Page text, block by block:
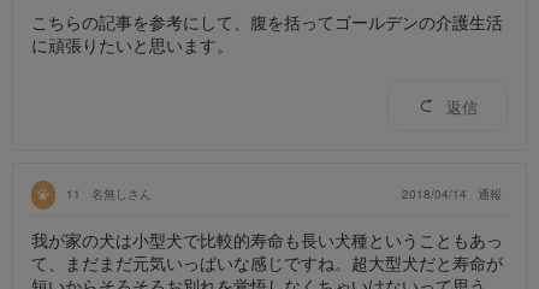
こちらの記事を参考にして、腹を括ってゴールデンの介護生活
に頑張りたいと思います。
返信
11 名無しさん 2018/04/14 通報
我が家の犬は小型犬で比較的寿命も長い犬種ということもあっ
て、まだまだ元気いっぱいな感じですね。超大型犬だと寿命が